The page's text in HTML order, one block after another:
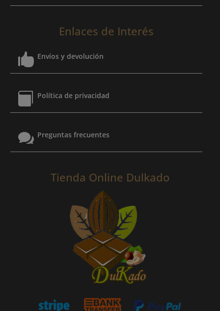
Enlaces de Interés
 Envíos y devolución
 Política de privacidad
 Preguntas frecuentes
Tienda Online Dulkado